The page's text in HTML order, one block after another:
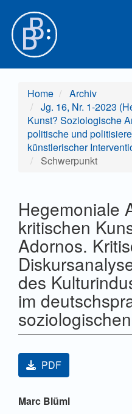
Hauptinhalt
Sidebar
Home
Archiv
Jg. 16, Nr. 1-2023
Kunst? Soziologische
politische und
künstlerischer
Schwerpunkt
Hegemoniale
kritischen
Adornos.
des
im
Artikel-Sidebar
PDF
Marc Blüml